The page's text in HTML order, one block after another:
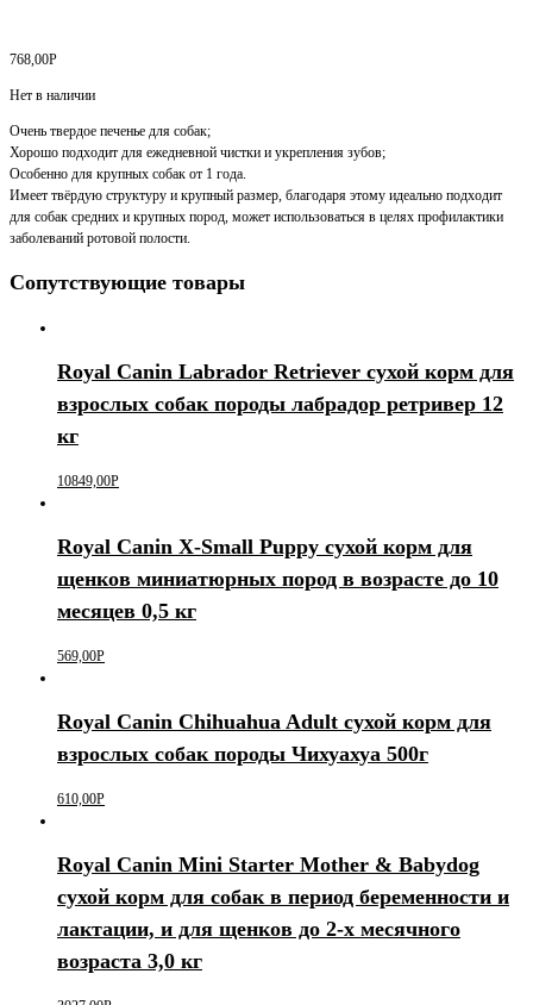
768,00Р
Нет в наличии
Очень твердое печенье для собак;
Хорошо подходит для ежедневной чистки и укрепления зубов;
Особенно для крупных собак от 1 года.
Имеет твёрдую структуру и крупный размер, благодаря этому идеально подходит
для собак средних и крупных пород, может использоваться в целях профилактики
заболеваний ротовой полости.
Сопутствующие товары
Royal Canin Labrador Retriever сухой корм для
взрослых собак породы лабрадор ретривер 12
кг
10849,00Р
Royal Canin X-Small Puppy сухой корм для
щенков миниатюрных пород в возрасте до 10
месяцев 0,5 кг
569,00Р
Royal Canin Chihuahua Adult сухой корм для
взрослых собак породы Чихуахуа 500г
610,00Р
Royal Canin Mini Starter Mother & Babydog
сухой корм для собак в период беременности и
лактации, и для щенков до 2-х месячного
возраста 3,0 кг